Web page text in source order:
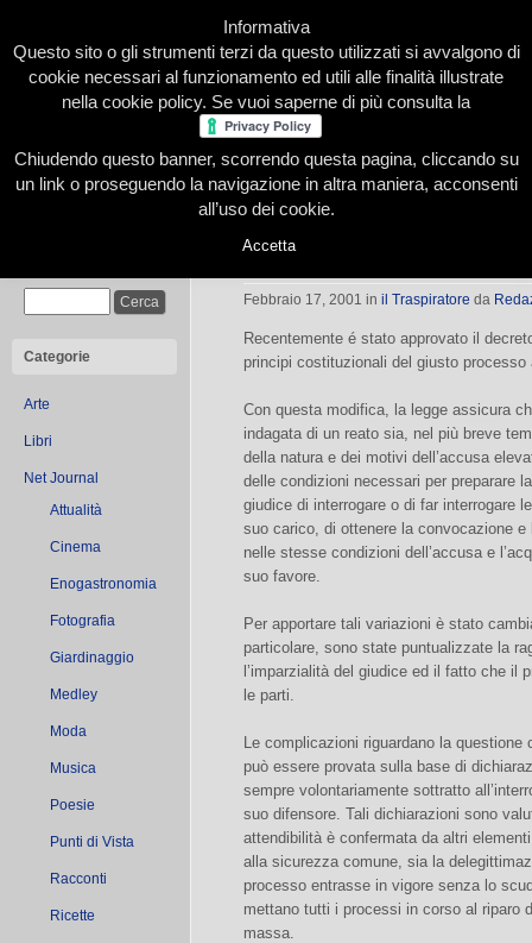
Home Presentazione Redazione Le nostre firme
Categorie
Arte
Libri
Net Journal
Attualità
Cinema
Enogastronomia
Fotografia
Giardinaggio
Medley
Moda
Musica
Poesie
Punti di Vista
Racconti
Ricette
Il giusto (?!) processo
Febbraio 17, 2001 in il Traspiratore da
Recentemente é stato approvato il
principi costituzionali del giusto
Con questa modifica, la legge assicura
indagata di un reato sia, nel più breve
della natura e dei motivi dell’accusa
delle condizioni necessari per preparare
giudice di interrogare o di far interrogare
suo carico, di ottenere la convocazione e
nelle stesse condizioni dell’accusa e
suo favore.
Per apportare tali variazioni è stato
particolare, sono state puntualizzate la
l’imparzialità del giudice ed il fatto che il
le parti.
Le complicazioni riguardano la questione
può essere provata sulla base di
sempre volontariamente sottratto
suo difensore. Tali dichiarazioni sono
attendibilità è confermata da altri
alla sicurezza comune, sia la
processo entrasse in vigore senza lo
mettano tutti i processi in corso al riparo
massa.
Informativa
Questo sito o gli strumenti terzi da questo utilizzati si avvalgono di
cookie necessari al funzionamento ed utili alle finalità illustrate
nella cookie policy. Se vuoi saperne di più consulta la
Chiudendo questo banner, scorrendo questa pagina, cliccando su
un link o proseguendo la navigazione in altra maniera, acconsenti
all’uso dei cookie.
Accetta